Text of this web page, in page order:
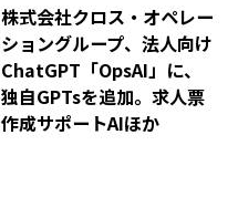
株式会社クロス・オペレー
ショングループ、法人向け
ChatGPT「OpsAI」に、
独自GPTsを追加。求人票
作成サポートAIほか